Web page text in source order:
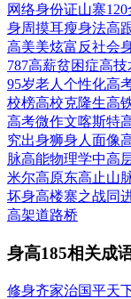
网络身份证山寨120
身周摸耳瘦身法高
高美美炫富 反社会
787高薪贫困症高技
95岁老人 个性化高
校榜高校克隆生高
高考微作文喀斯特
究出身狮身人面像
脉高能物理学中高
米尔高原东高止山
坏身高楼寨之战同
高架道路桥
身高185相关成
修身齐家治国平天